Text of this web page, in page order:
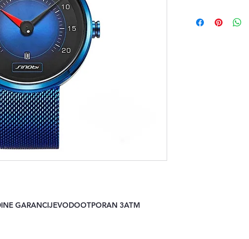
GARANCIJEVODOOTPORAN 3ATM